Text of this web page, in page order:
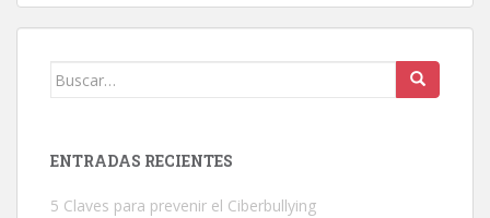
Buscar:
ENTRADAS RECIENTES
5 Claves para prevenir el Ciberbullying